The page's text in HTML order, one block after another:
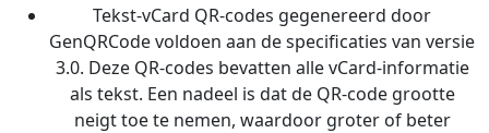
Tekst-vCard QR-codes gegenereerd door
GenQRCode voldoen aan de specificaties van versie
3.0. Deze QR-codes bevatten alle vCard-informatie
als tekst. Een nadeel is dat de QR-code grootte
neigt toe te nemen, waardoor groter of beter